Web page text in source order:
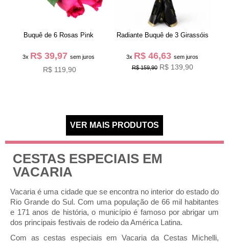
Buquê de 6 Rosas Pink
3x R$ 39,97 sem juros
R$ 119,90
Radiante Buquê de 3 Girassóis
3x R$ 46,63sem juros
R$ 159,90 R$ 139,90
CESTAS ESPECIAIS EM
VACARIA
Vacaria é uma cidade que se encontra no interior do estado do
Rio Grande do Sul. Com uma população de 66 mil habitantes
e 171 anos de história, o município é famoso por abrigar um
dos principais festivais de rodeio da América Latina.
Com as cestas especiais em Vacaria da Cestas Michelli,